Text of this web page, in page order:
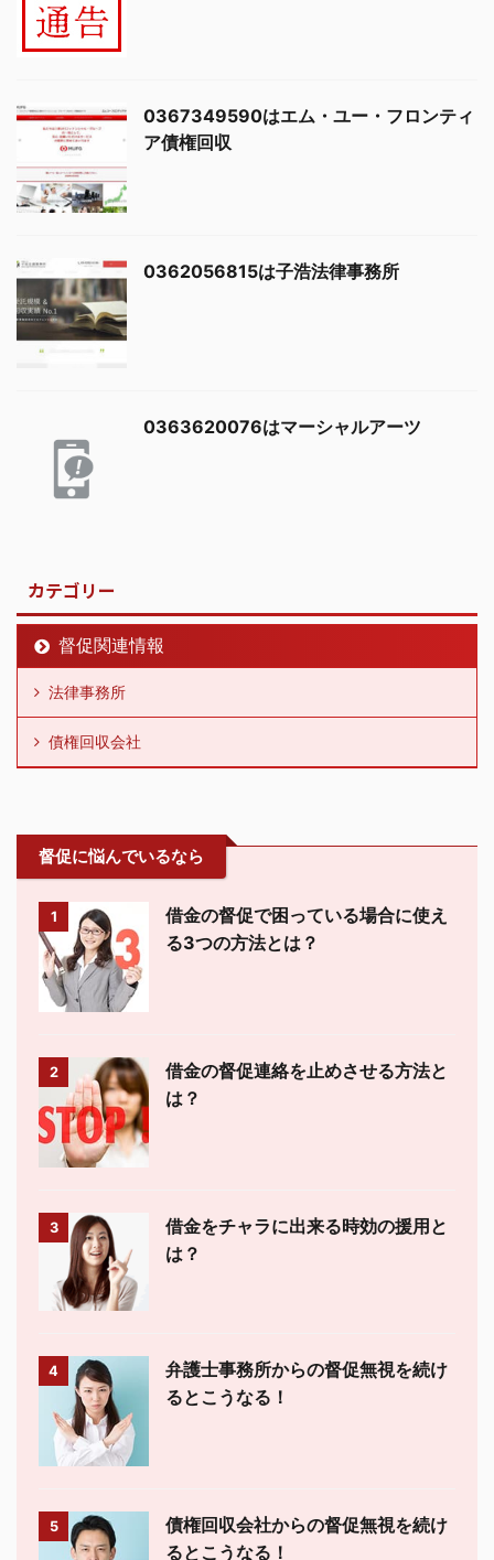
0367349590はエム・ユー・フロンティ
ア債権回収
0362056815は子浩法律事務所
0363620076はマーシャルアーツ
カテゴリー
督促関連情報
法律事務所
債権回収会社
督促に悩んでいるなら
1
借金の督促で困っている場合に使え
る3つの方法とは？
2
借金の督促連絡を止めさせる方法と
は？
3
借金をチャラに出来る時効の援用と
は？
4
弁護士事務所からの督促無視を続け
るとこうなる！
5
債権回収会社からの督促無視を続け
るとこうなる！